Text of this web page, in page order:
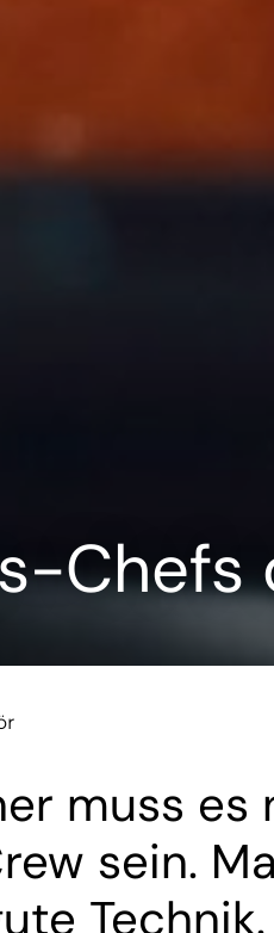
Chefs
muss
sein.
Technik.